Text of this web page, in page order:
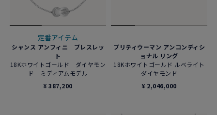
定番アイテム
シャンス アンフィニ ブレスレッ
ト
18Kホワイトゴールド ダイヤモン
ド ミディアムモデル
¥ 387,200
プリティウーマン アンコンディシ
ョナル リング
18Kホワイトゴールド ルベライト
ダイヤモンド
¥ 2,046,000